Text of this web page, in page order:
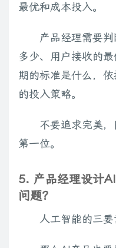
最优和成本投入。
产品经理需要
多少、用户接收的
期的标准是什么，
的投入策略。
不要追求完美
第一位。
5. 产品经理设计
问题？
人工智能的三要